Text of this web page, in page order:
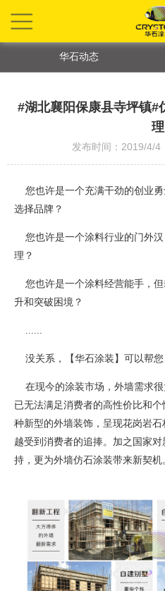
华石动态
#湖北襄阳保康县寺坪镇#
理
发布时间：2019/4/
您也许是一个充满干劲的创业
选择品牌？
您也许是一个涂料行业的门外
理？
您也许是一个涂料经营能手，
升和突破困境？
......
没关系，【华石涂装】可以帮您
在现今的涂装市场，外墙需求
已无法满足消费者的高性价比和
种新型的外墙装饰，呈现花岗岩
越受到消费者的追捧。加之国家
持，更为外墙仿石涂装带来新契机